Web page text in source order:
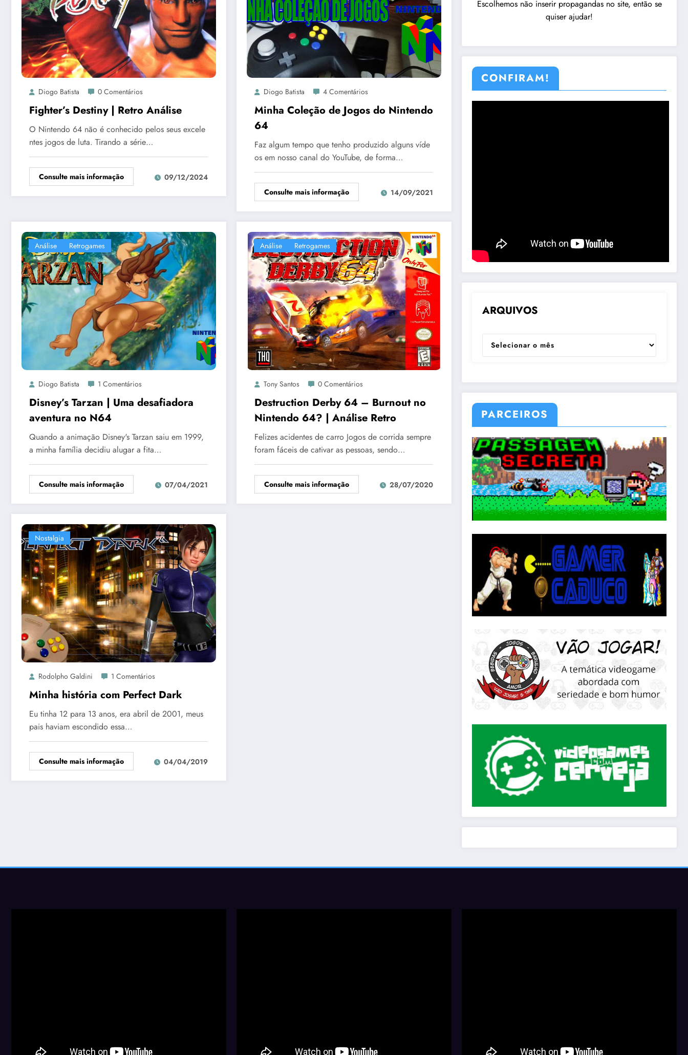
Diogo Batista 0 Comentários
Fighter’s Destiny | Retro Análise
O Nintendo 64 não é conhecido pelos seus excele
ntes jogos de luta. Tirando a série…
Consulte mais informação 09/12/2024
Diogo Batista 4 Comentários
Minha Coleção de Jogos do Nintendo
64
Faz algum tempo que tenho produzido alguns víde
os em nosso canal do YouTube, de forma…
Consulte mais informação 14/09/2021
Análise Retrogames
Diogo Batista 1 Comentários
Disney’s Tarzan | Uma desafiadora
aventura no N64
Quando a animação Disney's Tarzan saiu em 1999,
a minha família decidiu alugar a fita…
Consulte mais informação 07/04/2021
Análise Retrogames
Tony Santos 0 Comentários
Destruction Derby 64 – Burnout no
Nintendo 64? | Análise Retro
Felizes acidentes de carro Jogos de corrida sempre
foram fáceis de cativar as pessoas, sendo…
Consulte mais informação 28/07/2020
Nostalgia
Rodolpho Galdini 1 Comentários
Minha história com Perfect Dark
Eu tinha 12 para 13 anos, era abril de 2001, meus
pais haviam escondido essa…
Consulte mais informação 04/04/2019
Escolhemos não inserir propagandas no site, então se
quiser ajudar!
CONFIRAM!
ARQUIVOS
ARQUIVOS
PARCEIROS